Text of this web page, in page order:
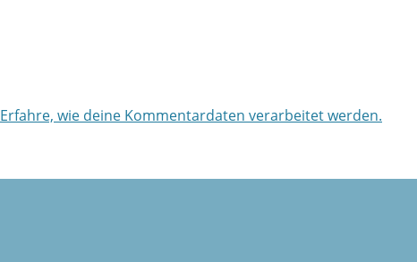
Erfahre, wie deine Kommentardaten verarbeitet werden.